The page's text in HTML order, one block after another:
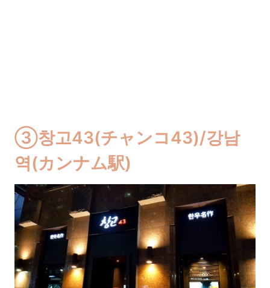
③창고43(チャンコ43)/강남
역(カンナム駅)